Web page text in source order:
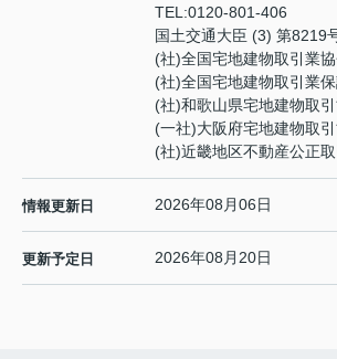
TEL:0120-801-406
国土交通大臣 (3) 第8219
(社)全国宅地建物取引業
(社)全国宅地建物取引業
(社)和歌山県宅地建物取
(一社)大阪府宅地建物取
(社)近畿地区不動産公正
情報更新日 2026年08月06日
更新予定日 2026年08月20日